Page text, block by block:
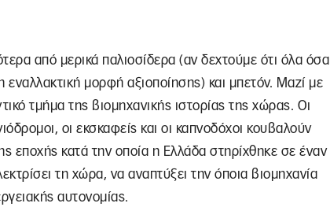
από μερικά παλιοσίδερα (αν δεχτούμε ότι όλα όσα
εναλλακτική μορφή αξιοποίησης) και μπετόν. Μαζί με
τμήμα της βιομηχανικής ιστορίας της χώρας. Οι
οι εκσκαφείς και οι καπνοδόχοι κουβαλούν
εποχής κατά την οποία η Ελλάδα στηρίχθηκε σε έναν
τη χώρα, να αναπτύξει την όποια βιομηχανία
αυτονομίας.